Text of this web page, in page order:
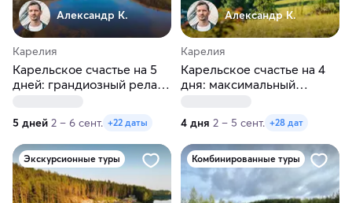
Александр К.
Карелия
Карельское счастье на 5
дней: грандиозный релакс
5 дней 2 – 6 сент. +22 даты
Александр К.
Карелия
Карельское счастье на 4
дня: максимальный
4 дня 2 – 5 сент. +28 дат
Экскурсионные туры Комбинированные туры